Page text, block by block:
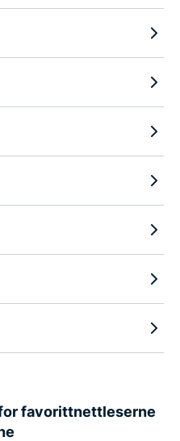
favorittnettleserne